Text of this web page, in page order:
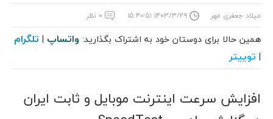
میلاد جعفری مهر ۱۴۰۳/۳/۲۹ ۱۵:۴۰:۵۱ ۰ نظر
همین حالا برای دوستان خود به اشتراک بگذارید: واتساپ | تلگرام
| توییتر
افزایش سرعت اینترنت موبایل و ثابت ایران